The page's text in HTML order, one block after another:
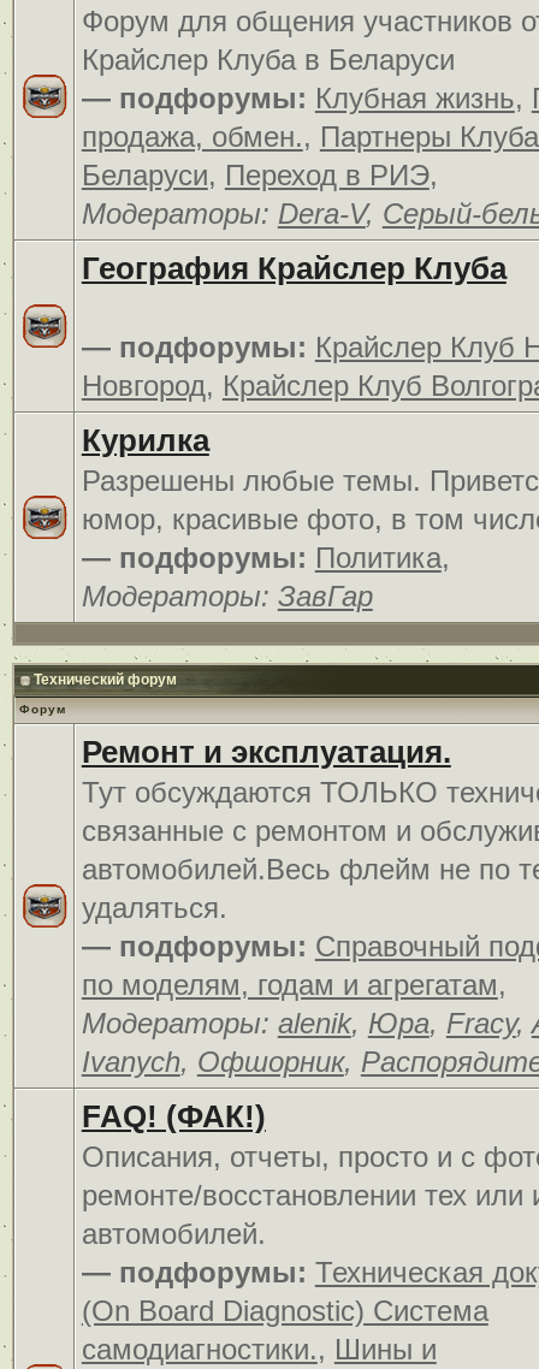
Форум для общения участников
Крайслер Клуба в Беларуси
— подфорумы: Клубная жизнь,
продажа, обмен., Партнеры
Беларуси, Переход в РИЭ,
Модераторы: Dera-V, Серый-
География Крайслер Клуба
— подфорумы: Крайслер Клуб
Новгород, Крайслер Клуб
Курилка
Разрешены любые темы.
юмор, красивые фото, в том
— подфорумы: Политика,
Модераторы: ЗавГар
Технический форум
Форум
Ремонт и эксплуатация.
Тут обсуждаются ТОЛЬКО
связанные с ремонтом и
автомобилей.Весь флейм не по
удаляться.
— подфорумы: Справочный
по моделям, годам и агрегатам,
Модераторы: alenik, Юра, Fracy,
Ivanych, Офшорник,
FAQ! (ФАК!)
Описания, отчеты, просто и c
ремонте/восстановлении тех или
автомобилей.
— подфорумы: Техническая
(On Board Diagnostic) Система
самодиагностики., Шины и